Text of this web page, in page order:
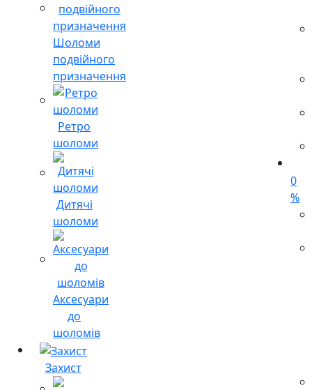
Шоломи
подвійного
призначення
Ретро
шоломи
Дитячі
шоломи
Аксесуари
до
шоломів
Захист
0
%